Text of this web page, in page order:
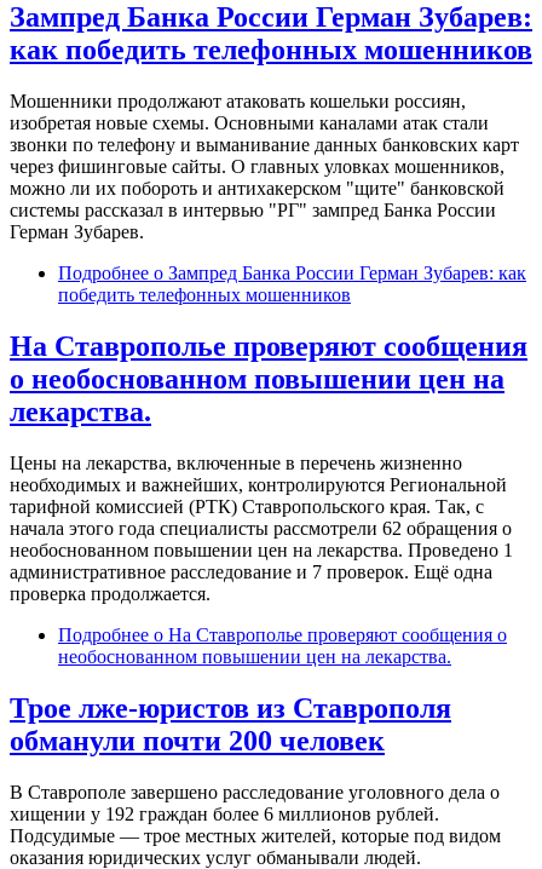
Зампред Банка России Герман Зубарев:
как победить телефонных мошенников
Мошенники продолжают атаковать кошельки россиян,
изобретая новые схемы. Основными каналами атак стали
звонки по телефону и выманивание данных банковских карт
через фишинговые сайты. О главных уловках мошенников,
можно ли их побороть и антихакерском "щите" банковской
системы рассказал в интервью "РГ" зампред Банка России
Герман Зубарев.
Подробнее о Зампред Банка России Герман Зубарев: как
победить телефонных мошенников
На Ставрополье проверяют сообщения
о необоснованном повышении цен на
лекарства.
Цены на лекарства, включенные в перечень жизненно
необходимых и важнейших, контролируются Региональной
тарифной комиссией (РТК) Ставропольского края. Так, с
начала этого года специалисты рассмотрели 62 обращения о
необоснованном повышении цен на лекарства. Проведено 1
административное расследование и 7 проверок. Ещё одна
проверка продолжается.
Подробнее о На Ставрополье проверяют сообщения о
необоснованном повышении цен на лекарства.
Трое лже-юристов из Ставрополя
обманули почти 200 человек
В Ставрополе завершено расследование уголовного дела о
хищении у 192 граждан более 6 миллионов рублей.
Подсудимые — трое местных жителей, которые под видом
оказания юридических услуг обманывали людей.